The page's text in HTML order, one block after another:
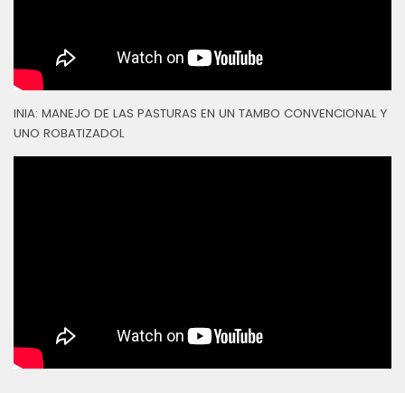
INIA: MANEJO DE LAS PASTURAS EN UN TAMBO CONVENCIONAL Y
UNO ROBATIZADOL